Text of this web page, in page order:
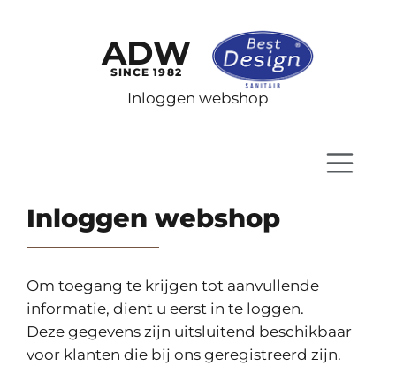
ADW
SINCE 1982
Inloggen webshop
Inloggen webshop
Om toegang te krijgen tot aanvullende
informatie, dient u eerst in te loggen.
Deze gegevens zijn uitsluitend beschikbaar
voor klanten die bij ons geregistreerd zijn.